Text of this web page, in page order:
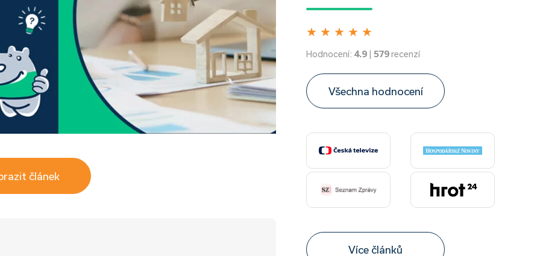
článek
★ ★ ★ ★ ★
Hodnocení: 4.9 | 579recenzí
Všechna hodnocení
Více článků